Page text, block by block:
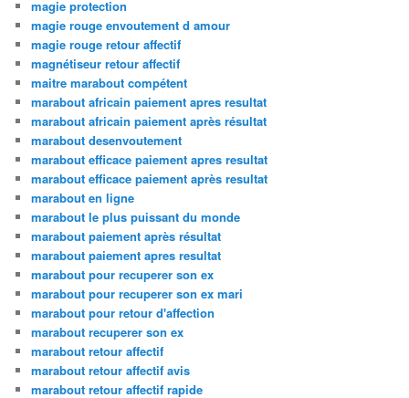
magie protection
magie rouge envoutement d amour
magie rouge retour affectif
magnétiseur retour affectif
maitre marabout compétent
marabout africain paiement apres resultat
marabout africain paiement après résultat
marabout desenvoutement
marabout efficace paiement apres resultat
marabout efficace paiement après resultat
marabout en ligne
marabout le plus puissant du monde
marabout paiement après résultat
marabout paiement apres resultat
marabout pour recuperer son ex
marabout pour recuperer son ex mari
marabout pour retour d'affection
marabout recuperer son ex
marabout retour affectif
marabout retour affectif avis
marabout retour affectif rapide